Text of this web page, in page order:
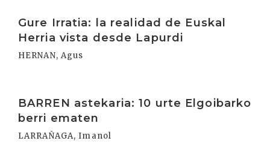
Gure Irratia: la realidad de Euskal
Herria vista desde Lapurdi
HERNAN, Agus
BARREN astekaria: 10 urte Elgoibarko
berri ematen
LARRAÑAGA, Imanol